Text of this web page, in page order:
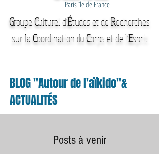
Paris île de France
GroupeCulturel d'Études et deRecherches
sur laCoordination duCorps et de l'Esprit
BLOG "Autour de l'aïkido"&
ACTUALITÉS
Posts à venir